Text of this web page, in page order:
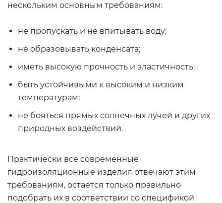
нескольким основным требованиям:
не пропускать и не впитывать воду;
не образовывать конденсата;
иметь высокую прочность и эластичность;
быть устойчивыми к высоким и низким
температурам;
не бояться прямых солнечных лучей и других
природных воздействий.
Практически все современные
гидроизоляционные изделия отвечают этим
требованиям, остаётся только правильно
подобрать их в соответствии со спецификой